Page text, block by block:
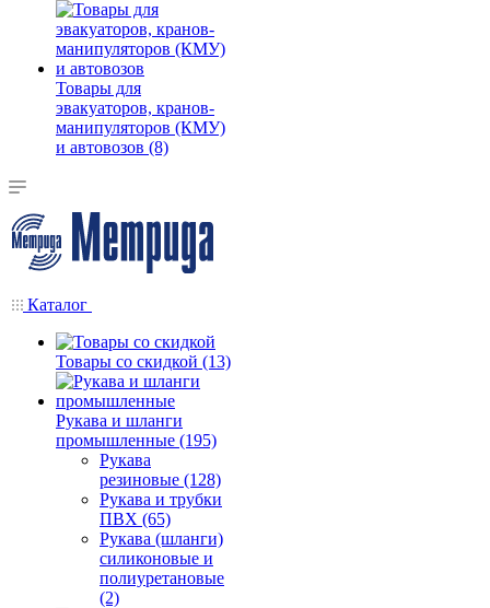
Товары для
эвакуаторов, кранов-
манипуляторов (КМУ)
и автовозов (8)
Каталог
Товары со скидкой (13)
Рукава и шланги
промышленные (195)
Рукава
резиновые (128)
Рукава и трубки
ПВХ (65)
Рукава (шланги)
силиконовые и
полиуретановые
(2)